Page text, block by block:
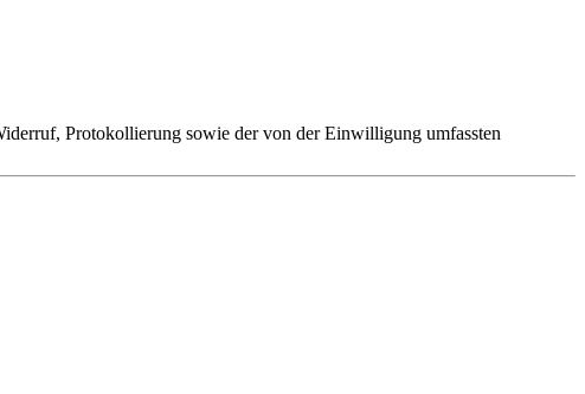
Protokollierung sowie der von der Einwilligung umfassten